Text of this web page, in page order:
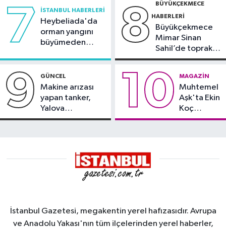
7 İSTANBUL HABERLERI
Heybeliada'da
orman yangını
büyümeden
8 BÜYÜKÇEKMECE
HABERLERI
Büyükçekmece
Mimar Sinan
Sahil’de toprak
kayması
9 GÜNCEL
Makine arızası
yapan tanker,
Yalova
Demirleme
10 MAGAZIN
Muhtemel
Aşk'ta Ekin
Koç
damgası
İstanbul Gazetesi, megakentin yerel hafızasıdır. Avrupa
ve Anadolu Yakası'nın tüm ilçelerinden yerel haberler,